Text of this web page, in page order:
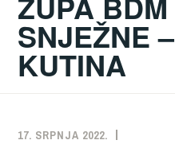
SNJEŽNE –
KUTINA
17. SRPNJA 2022.